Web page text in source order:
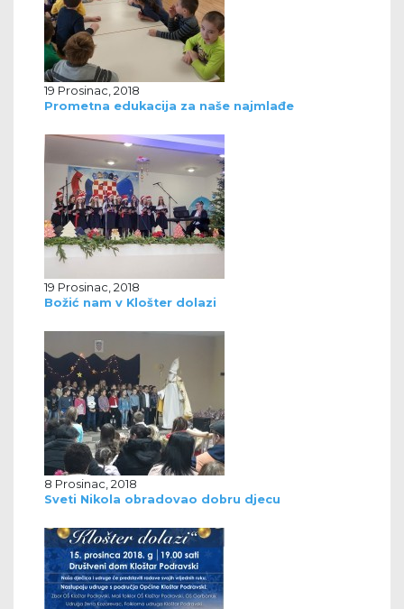
19 Prosinac, 2018
Prometna edukacija za naše najmlađe
19 Prosinac, 2018
Božić nam v Klošter dolazi
8 Prosinac, 2018
Sveti Nikola obradovao dobru djecu